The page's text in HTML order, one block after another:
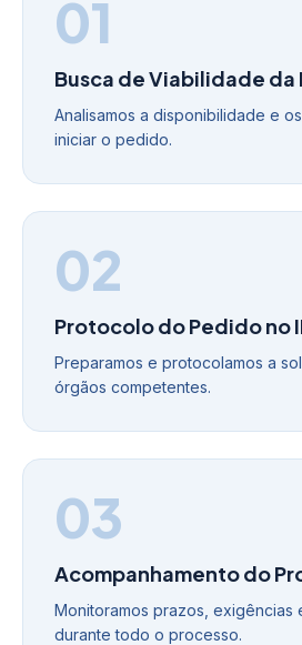
01
Busca de Viabilidade da
Analisamos a disponibilidade e
iniciar o pedido.
02
Protocolo do Pedido no
Preparamos e protocolamos a
órgãos competentes.
03
Acompanhamento do
Monitoramos prazos, exigências
durante todo o processo.